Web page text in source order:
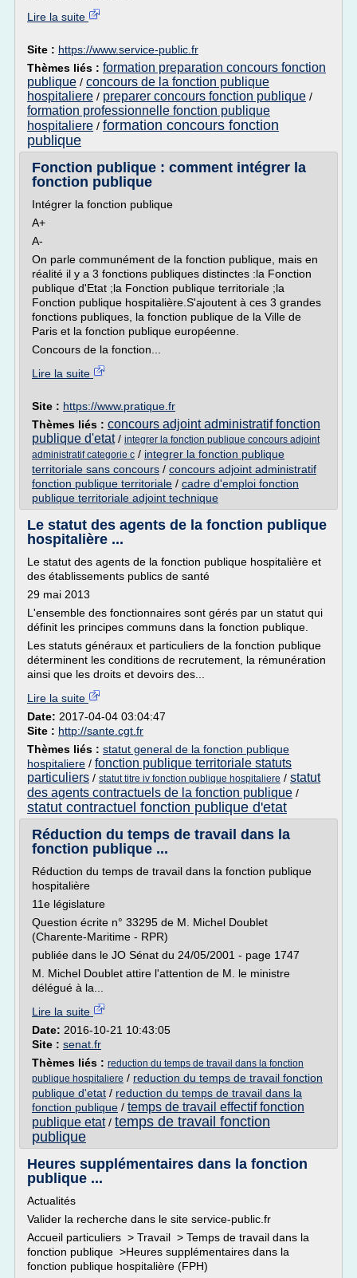
Lire la suite
Site : https://www.service-public.fr
Thèmes liés : formation preparation concours fonction
publique / concours de la fonction publique
hospitaliere / preparer concours fonction publique /
formation professionnelle fonction publique
hospitaliere / formation concours fonction
publique
Fonction publique : comment intégrer la
fonction publique
Intégrer la fonction publique
A+
A-
On parle communément de la fonction publique, mais en
réalité il y a 3 fonctions publiques distinctes :la Fonction
publique d'Etat ;la Fonction publique territoriale ;la
Fonction publique hospitalière.S'ajoutent à ces 3 grandes
fonctions publiques, la fonction publique de la Ville de
Paris et la fonction publique européenne.
Concours de la fonction...
Lire la suite
Site : https://www.pratique.fr
Thèmes liés : concours adjoint administratif fonction
publique d'etat/ integrer la fonction publique concours adjoint
administratif categorie c / integrer la fonction publique
territoriale sans concours / concours adjoint administratif
fonction publique territoriale / cadre d'emploi fonction
publique territoriale adjoint technique
Le statut des agents de la fonction publique
hospitalière ...
Le statut des agents de la fonction publique hospitalière et
des établissements publics de santé
29 mai 2013
L'ensemble des fonctionnaires sont gérés par un statut qui
définit les principes communs dans la fonction publique.
Les statuts généraux et particuliers de la fonction publique
déterminent les conditions de recrutement, la rémunération
ainsi que les droits et devoirs des...
Lire la suite
Date: 2017-04-04 03:04:47
Site : http://sante.cgt.fr
Thèmes liés : statut general de la fonction publique
hospitaliere / fonction publique territoriale statuts
particuliers / statut titre iv fonction publique hospitaliere / statut
des agents contractuels de la fonction publique /
statut contractuel fonction publique d'etat
Réduction du temps de travail dans la
fonction publique ...
Réduction du temps de travail dans la fonction publique
hospitalière
11e législature
Question écrite n° 33295 de M. Michel Doublet
(Charente-Maritime - RPR)
publiée dans le JO Sénat du 24/05/2001 - page 1747
M. Michel Doublet attire l'attention de M. le ministre
délégué à la...
Lire la suite
Date: 2016-10-21 10:43:05
Site : senat.fr
Thèmes liés : reduction du temps de travail dans la fonction
publique hospitaliere / reduction du temps de travail fonction
publique d'etat / reduction du temps de travail dans la
fonction publique / temps de travail effectif fonction
publique etat/ temps de travail fonction
publique
Heures supplémentaires dans la fonction
publique ...
Actualités
Valider la recherche dans le site service-public.fr
Accueil particuliers > Travail > Temps de travail dans la
fonction publique >Heures supplémentaires dans la
fonction publique hospitalière (FPH)